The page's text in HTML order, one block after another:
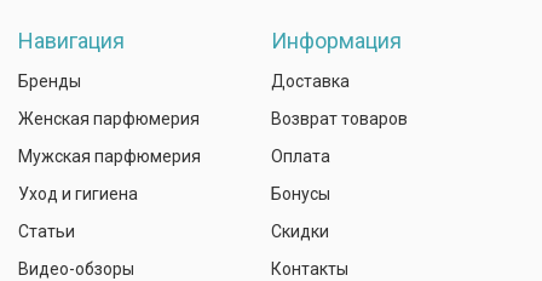
Навигация
Бренды
Женская парфюмерия
Мужская парфюмерия
Уход и гигиена
Статьи
Видео-обзоры
Информация
Доставка
Возврат товаров
Оплата
Бонусы
Скидки
Контакты